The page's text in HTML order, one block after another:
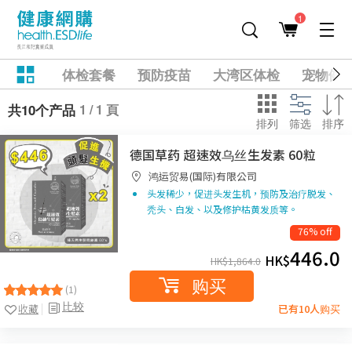
1
体检套餐 预防疫苗 大湾区体检
宠物健
共10个产品 1 / 1 頁
排列 筛选 排序
(1)
比较
收藏
德国草药 超速效乌丝生发素 60粒
鸿运贸易(国际)有限公司
头发稀少，促进头发生机，预防及治疗脱发、
秃头、白发、以及修护枯黄发质等。
76% off
HK$1,864.0 HK$446.0
购买
已有10人购买